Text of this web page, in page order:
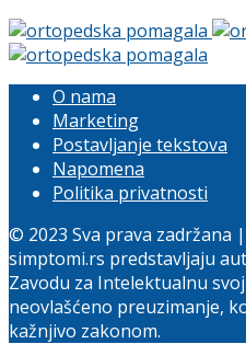
O nama
Marketing
Postavljanje tekstova
Napomena
Politika privatnosti
© 2023 Sva prava zadržana
simptomi.rs predstavljaju
Zavodu za Intelektualnu
neovlašćeno preuzimanje,
kažnjivo zakonom.